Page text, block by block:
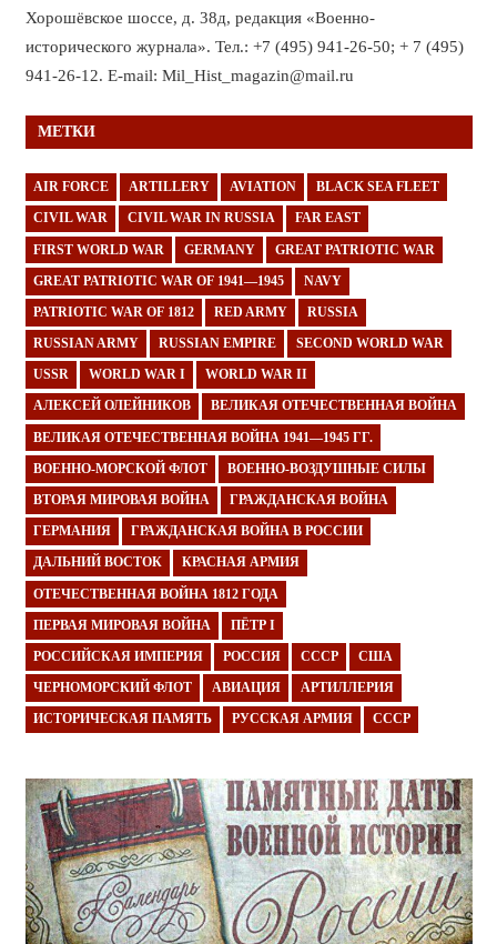
Хорошёвское шоссе, д. 38д, редакция «Военно-
исторического журнала». Тел.: +7 (495) 941-26-50; + 7 (495)
941-26-12. E-mail: Mil_Hist_magazin@mail.ru
МЕТКИ
AIR FORCE ARTILLERY AVIATION BLACK SEA FLEET
CIVIL WAR CIVIL WAR IN RUSSIA FAR EAST
FIRST WORLD WAR GERMANY GREAT PATRIOTIC WAR
GREAT PATRIOTIC WAR OF 1941—1945 NAVY
PATRIOTIC WAR OF 1812 RED ARMY RUSSIA
RUSSIAN ARMY RUSSIAN EMPIRE SECOND WORLD WAR
USSR WORLD WAR I WORLD WAR II
АЛЕКСЕЙ ОЛЕЙНИКОВ ВЕЛИКАЯ ОТЕЧЕСТВЕННАЯ ВОЙНА
ВЕЛИКАЯ ОТЕЧЕСТВЕННАЯ ВОЙНА 1941—1945 ГГ.
ВОЕННО-МОРСКОЙ ФЛОТ ВОЕННО-ВОЗДУШНЫЕ СИЛЫ
ВТОРАЯ МИРОВАЯ ВОЙНА ГРАЖДАНСКАЯ ВОЙНА
ГЕРМАНИЯ ГРАЖДАНСКАЯ ВОЙНА В РОССИИ
ДАЛЬНИЙ ВОСТОК КРАСНАЯ АРМИЯ
ОТЕЧЕСТВЕННАЯ ВОЙНА 1812 ГОДА
ПЕРВАЯ МИРОВАЯ ВОЙНА ПЁТР I
РОССИЙСКАЯ ИМПЕРИЯ РОССИЯ СССР США
ЧЕРНОМОРСКИЙ ФЛОТ АВИАЦИЯ АРТИЛЛЕРИЯ
ИСТОРИЧЕСКАЯ ПАМЯТЬ РУССКАЯ АРМИЯ СССР